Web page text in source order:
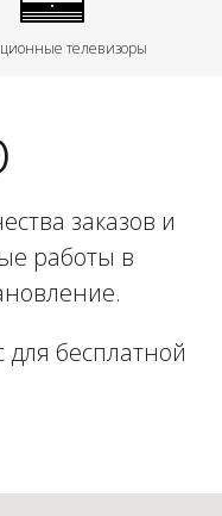
телевизоры
заказов и
работы в
для бесплатной